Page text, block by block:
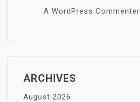
A WordPress Commenter
ARCHIVES
August 2026